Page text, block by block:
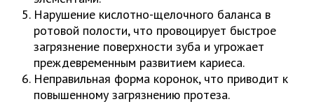
Нарушение кислотно-щелочного баланса в
ротовой полости, что провоцирует быстрое
загрязнение поверхности зуба и угрожает
преждевременным развитием кариеса.
Неправильная форма коронок, что приводит к
повышенному загрязнению протеза.